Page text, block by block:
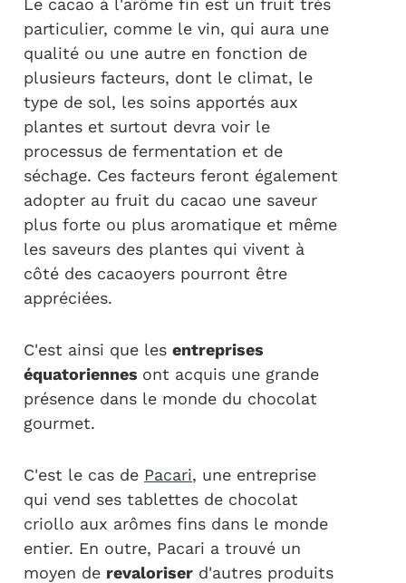
Le cacao à l'arôme fin est un fruit très
particulier, comme le vin, qui aura une
qualité ou une autre en fonction de
plusieurs facteurs, dont le climat, le
type de sol, les soins apportés aux
plantes et surtout devra voir le
processus de fermentation et de
séchage. Ces facteurs feront également
adopter au fruit du cacao une saveur
plus forte ou plus aromatique et même
les saveurs des plantes qui vivent à
côté des cacaoyers pourront être
appréciées.
C'est ainsi que lesentreprises
équatoriennes ont acquis une grande
présence dans le monde du chocolat
gourmet.
C'est le cas de Pacari, une entreprise
qui vend ses tablettes de chocolat
criollo aux arômes fins dans le monde
entier. En outre, Pacari a trouvé un
moyen de revaloriser d'autres produits